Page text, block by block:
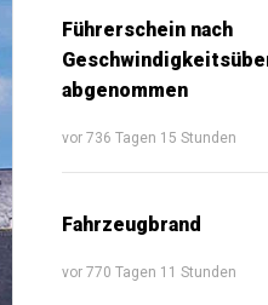
Führerschein nach
abgenommen
vor 736 Tagen 15 Stunden
Fahrzeugbrand
vor 770 Tagen 11 Stunden